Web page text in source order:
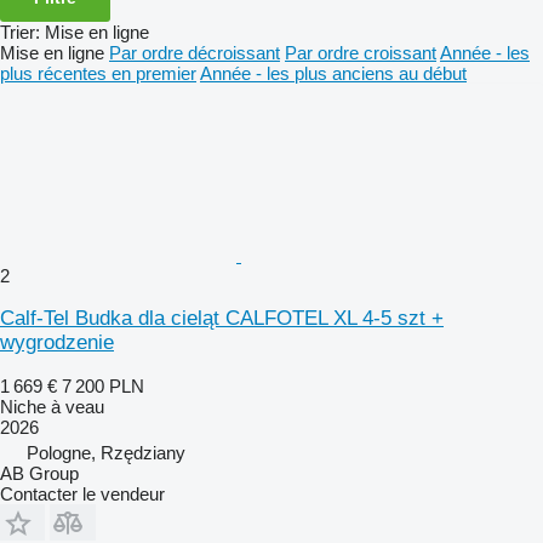
Trier: Mise en ligne
Mise en ligne Par ordre décroissant Par ordre croissantAnnée - les
plus récentes en premierAnnée - les plus anciens au début
2
Calf-Tel Budka dla cieląt CALFOTEL XL 4-5 szt +
wygrodzenie
1 669 € 7 200 PLN
Niche à veau
2026
Pologne, Rzędziany
AB Group
Contacter le vendeur